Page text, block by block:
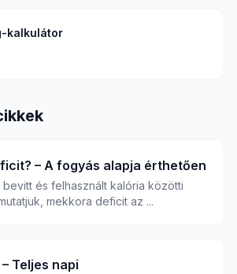
kalkulátor
– A fogyás alapja érthetően
és felhasznált kalória közötti
mekkora deficit az ...
– Teljes napi